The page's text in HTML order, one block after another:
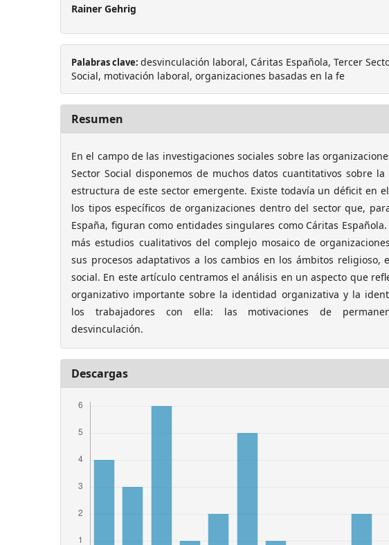
Rainer Gehrig
Palabras clave: desvinculación laboral, Cáritas Española, Tercer
Social, motivación laboral, organizaciones basadas en la fe
Resumen
En el campo de las investigaciones sociales sobre las
Sector Social disponemos de muchos datos cuantitativos sobre la
estructura de este sector emergente. Existe todavía un déficit en
los tipos específicos de organizaciones dentro del sector que,
España, figuran como entidades singulares como Cáritas
más estudios cualitativos del complejo mosaico de
sus procesos adaptativos a los cambios en los ámbitos religioso,
social. En este artículo centramos el análisis en un aspecto que
organizativo importante sobre la identidad organizativa y la
los trabajadores con ella: las motivaciones de
desvinculación.
Descargas